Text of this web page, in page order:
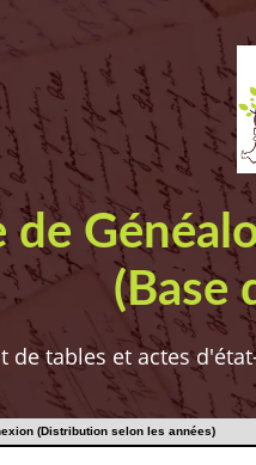
de
(Base
de tables et actes
(Distribution selon les années)